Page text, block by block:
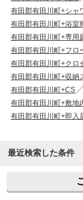
有田郡有田川町+シャ
有田郡有田川町+浴室
有田郡有田川町+専用
有田郡有田川町+フロ
有田郡有田川町+クロ
有田郡有田川町+収納
有田郡有田川町+CS
有田郡有田川町+敷地
有田郡有田川町+即入
最近検索した条件